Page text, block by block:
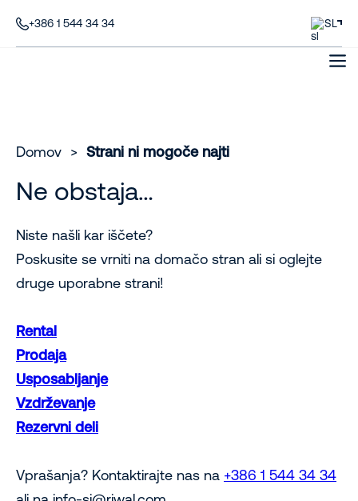
+386 1 544 34 34 SL
Domov > Strani ni mogoče najti
Ne obstaja…
Niste našli kar iščete?
Poskusite se vrniti na domačo stran ali si oglejte
druge uporabne strani!
Rental
Prodaja
Usposabljanje
Vzdrževanje
Rezervni deli
Vprašanja? Kontaktirajte nas na +386 1 544 34 34